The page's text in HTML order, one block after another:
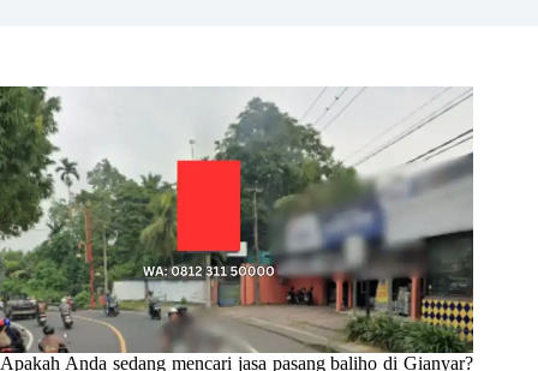
Apakah Anda sedang mencari jasa pasang baliho di Gianyar?